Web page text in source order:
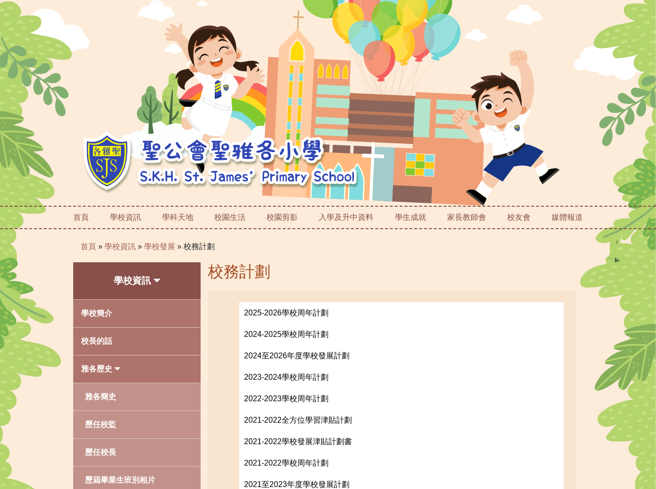
首頁 學校資訊 學科天地 校園生活 校園剪影 入學及升中資料 學生成就 家長教師會 校友會 媒體報道
首頁 » 學校資訊 » 學校發展 » 校務計劃
學校資訊
學校簡介
校長的話
雅各歷史
雅各簡史
歷任校監
歷任校長
歷屆畢業生班別相片
校務計劃
2025-2026學校周年計劃
2024-2025學校周年計劃
2024至2026年度學校發展計劃
2023-2024學校周年計劃
2022-2023學校周年計劃
2021-2022全方位學習津貼計劃
2021-2022學校發展津貼計劃書
2021-2022學校周年計劃
2021至2023年度學校發展計劃